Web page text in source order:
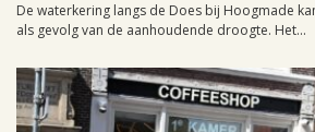
De waterkering langs de Does bij Hoogmade
als gevolg van de aanhoudende droogte. Het...